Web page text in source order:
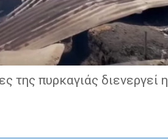
της πυρκαγιάς διενεργεί η